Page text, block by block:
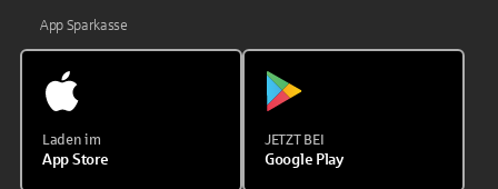
App Sparkasse
Laden im
App Store
JETZT BEI
Google Play